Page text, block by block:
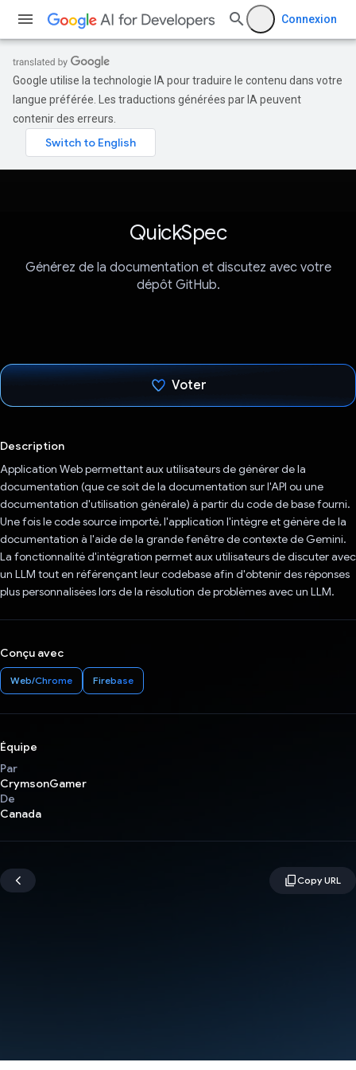
Connexion
Google utilise la technologie IA pour traduire le contenu dans votre
langue préférée. Les traductions générées par IA peuvent
contenir des erreurs.
QuickSpec
Générez de la documentation et discutez avec votre
dépôt GitHub.
Voter
Description
Application Web permettant aux utilisateurs de générer de la
documentation (que ce soit de la documentation sur l'API ou une
documentation d'utilisation générale) à partir du code de base fourni.
Une fois le code source importé, l'application l'intègre et génère de la
documentation à l'aide de la grande fenêtre de contexte de Gemini.
La fonctionnalité d'intégration permet aux utilisateurs de discuter avec
un LLM tout en référençant leur codebase afin d'obtenir des réponses
plus personnalisées lors de la résolution de problèmes avec un LLM.
Conçu avec
Web/Chrome Firebase
Équipe
Par
CrymsonGamer
De
Canada